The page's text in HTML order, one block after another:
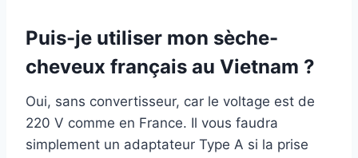
Puis-je utiliser mon sèche-
cheveux français au Vietnam ?
Oui, sans convertisseur, car le voltage est de
220 V comme en France. Il vous faudra
simplement un adaptateur Type A si la prise